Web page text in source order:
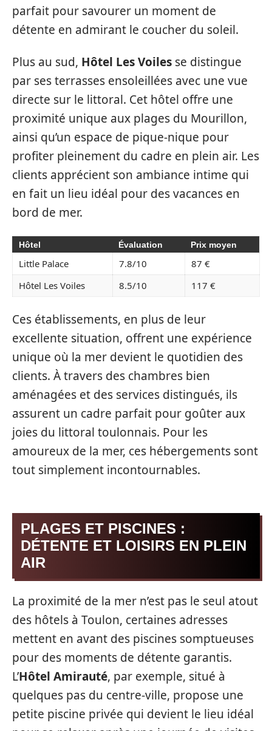
parfait pour savourer un moment de
détente en admirant le coucher du soleil.
Plus au sud, Hôtel Les Voiles se distingue
par ses terrasses ensoleillées avec une vue
directe sur le littoral. Cet hôtel offre une
proximité unique aux plages du Mourillon,
ainsi qu’un espace de pique-nique pour
profiter pleinement du cadre en plein air. Les
clients apprécient son ambiance intime qui
en fait un lieu idéal pour des vacances en
bord de mer.
Hôtel Évaluation Prix moyen
Little Palace 7.8/10
87 €
Hôtel Les Voiles
8.5/10 117 €
Ces établissements, en plus de leur
excellente situation, offrent une expérience
unique où la mer devient le quotidien des
clients. À travers des chambres bien
aménagées et des services distingués, ils
assurent un cadre parfait pour goûter aux
joies du littoral toulonnais. Pour les
amoureux de la mer, ces hébergements sont
tout simplement incontournables.
PLAGES ET PISCINES :
DÉTENTE ET LOISIRS EN PLEIN
AIR
La proximité de la mer n’est pas le seul atout
des hôtels à Toulon, certaines adresses
mettent en avant des piscines somptueuses
pour des moments de détente garantis.
L’Hôtel Amirauté, par exemple, situé à
quelques pas du centre-ville, propose une
petite piscine privée qui devient le lieu idéal